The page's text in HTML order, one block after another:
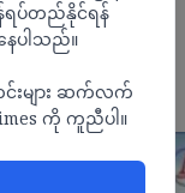
ရပ်တည်နိုင်ရန်
ပါသည်။
းများ ဆက်လက်
ကို ကူညီပါ။